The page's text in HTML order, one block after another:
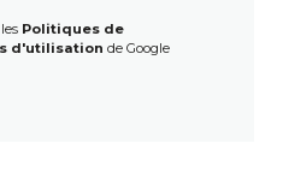
Politiques de
d'utilisation de Google